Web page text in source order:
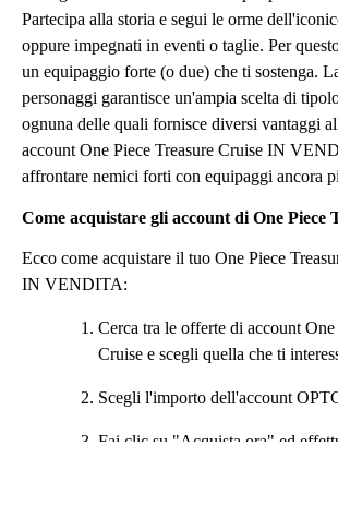
Partecipa alla storia e segui le orme
oppure impegnati in eventi o taglie. Per
un equipaggio forte (o due) che ti sostenga.
personaggi garantisce un'ampia scelta di
ognuna delle quali fornisce diversi vantaggi
account One Piece Treasure Cruise IN
affrontare nemici forti con equipaggi ancora
Come acquistare gli account di One Piece
Ecco come acquistare il tuo One Piece
IN VENDITA:
Cerca tra le offerte di account One
Cruise e scegli quella che ti
Scegli l'importo dell'account
Fai clic su "Acquista ora" ed